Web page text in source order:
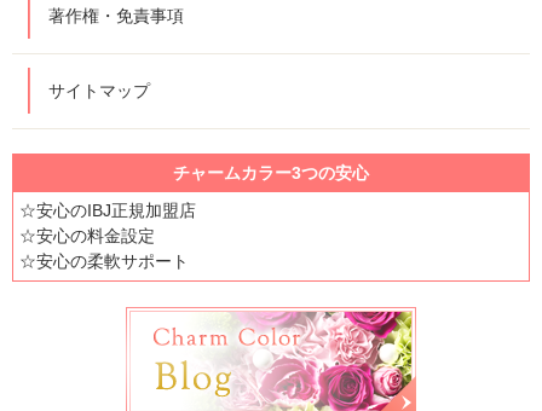
著作権・免責事項
サイトマップ
チャームカラー3つの安心
☆安心のIBJ正規加盟店
☆安心の料金設定
☆安心の柔軟サポート